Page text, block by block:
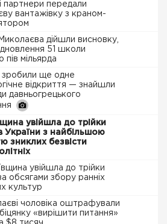
партнери передали
вантажівку з краном-
дійшли висновку,
51 школи
пів мільярда
зробили ще одне
відкриття — знайшли
давньогрецького
увійшла до трійки
України з найбільшою
зниклих безвісти
увійшла до трійки
обсягами збору ранніх
культур
чоловіка оштрафували
«вирішити питання»